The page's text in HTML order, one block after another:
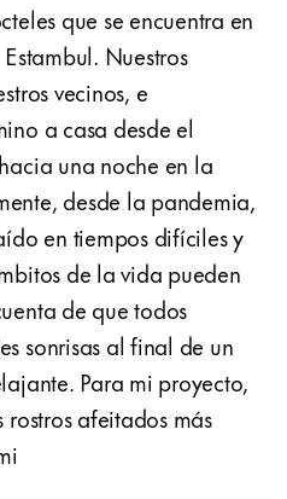
que se encuentra en
Nuestros
vecinos, e
a casa desde el
una noche en la
desde la pandemia,
en tiempos difíciles y
de la vida pueden
de que todos
sonrisas al final de un
Para mi proyecto,
afeitados más